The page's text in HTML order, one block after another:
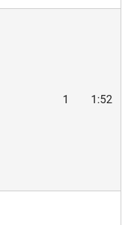
1 1:52